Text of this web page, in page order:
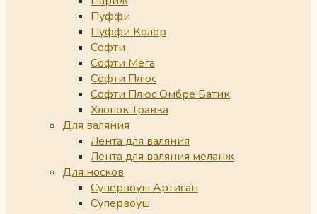
Пуффи
Пуффи Колор
Софти
Софти Мега
Софти Плюс
Софти Плюс Омбре Батик
Хлопок Травка
Для валяния
Лента для валяния
Лента для валяния меланж
Для носков
Супервоуш Артисан
Супервоуш